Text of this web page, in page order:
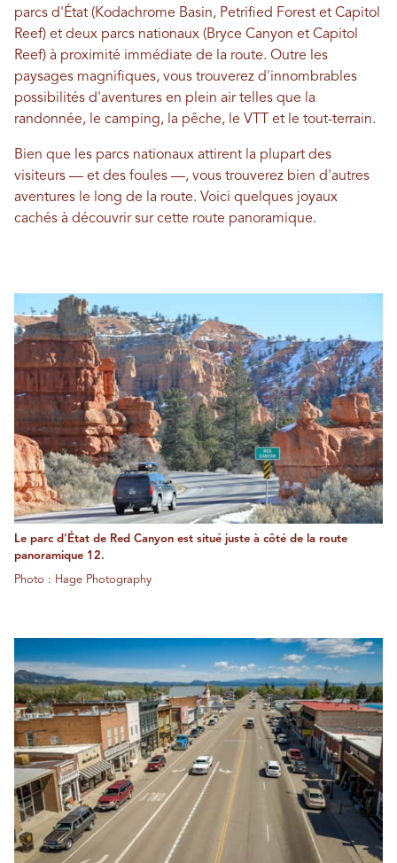
parcs d'État (Kodachrome Basin, Petrified Forest et Capitol
Reef) et deux parcs nationaux (Bryce Canyon et Capitol
Reef) à proximité immédiate de la route. Outre les
paysages magnifiques, vous trouverez d'innombrables
possibilités d'aventures en plein air telles que la
randonnée, le camping, la pêche, le VTT et le tout-terrain.
Bien que les parcs nationaux attirent la plupart des
visiteurs — et des foules —, vous trouverez bien d'autres
aventures le long de la route. Voici quelques joyaux
cachés à découvrir sur cette route panoramique.
Le parc d'État de Red Canyon est situé juste à côté de la route
panoramique 12.
Photo : Hage Photography